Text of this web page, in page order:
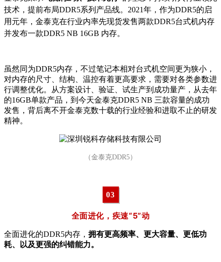
技术，提前布局DDR5系列产品线。2021年，作为DDR5的启
用元年，金泰克在行业内率先现货发售两款DDR5台式机内存
并发布一款DDR5 NB 16GB 内存。
虽然同为DDR5内存，不过笔记本相对台式机空间更为狭小，
对内存的尺寸、结构、温控有着更高要求，需要对各类参数进
行调整优化。从方案设计、验证、试生产到成功量产，从去年
的16GB单款产品，到今天金泰克DDR5 NB 三款容量的成功
发售，背后离不开金泰克数十载的行业经验和进取不止的研发
精神。
（金泰克DDR5）
03
全面进化，疾速“5”动
全面进化的DDR5内存， 拥有更高频率、更大容量、更低功
耗、以及更强的纠错能力。